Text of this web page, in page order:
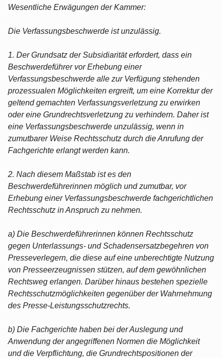
Wesentliche Erwägungen der Kammer:
Die Verfassungsbeschwerde ist unzulässig.
1. Der Grundsatz der Subsidiarität erfordert, dass ein
Beschwerdeführer vor Erhebung einer
Verfassungsbeschwerde alle zur Verfügung stehenden
prozessualen Möglichkeiten ergreift, um eine Korrektur der
geltend gemachten Verfassungsverletzung zu erwirken
oder eine Grundrechtsverletzung zu verhindern. Daher ist
eine Verfassungsbeschwerde unzulässig, wenn in
zumutbarer Weise Rechtsschutz durch die Anrufung der
Fachgerichte erlangt werden kann.
2. Nach diesem Maßstab ist es den
Beschwerdeführerinnen möglich und zumutbar, vor
Erhebung einer Verfassungsbeschwerde fachgerichtlichen
Rechtsschutz in Anspruch zu nehmen.
a) Die Beschwerdeführerinnen können Rechtsschutz
gegen Unterlassungs- und Schadensersatzbegehren von
Presseverlegern, die diese auf eine unberechtigte Nutzung
von Presseerzeugnissen stützen, auf dem gewöhnlichen
Rechtsweg erlangen. Darüber hinaus bestehen spezielle
Rechtsschutzmöglichkeiten gegenüber der Wahrnehmung
des Presse-Leistungsschutzrechts.
b) Die Fachgerichte haben bei der Auslegung und
Anwendung der angegriffenen Normen die Möglichkeit
und die Verpflichtung, die Grundrechtspositionen der